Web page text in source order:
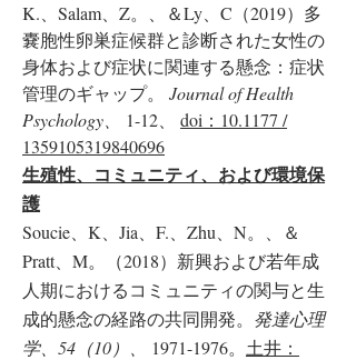
K.、Salam、Z。、＆Ly、C（2019）多
嚢胞性卵巣症候群と診断された女性の
身体および症状に関連する懸念：症状
管理のギャップ。 Journal of Health
Psychology、
1-12、 doi：10.1177 /
1359105319840696
生殖性、コミュニティ、および環境保
護
Soucie、K、Jia、F.、Zhu、N。、＆
Pratt、M。（2018）新興および若年成
人期におけるコミュニティの関与と生
成的懸念の経路の共同開発。 発達心理
学、54（10）、
1971-1976。 土井：